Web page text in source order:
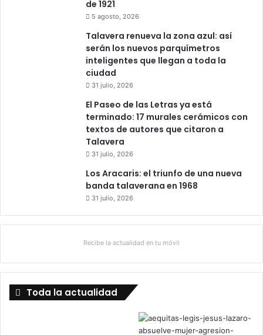
de 1921
5 agosto, 2026
Talavera renueva la zona azul: así
serán los nuevos parquímetros
inteligentes que llegan a toda la
ciudad
31 julio, 2026
El Paseo de las Letras ya está
terminado: 17 murales cerámicos con
textos de autores que citaron a
Talavera
31 julio, 2026
Los Aracaris: el triunfo de una nueva
banda talaverana en 1968
31 julio, 2026
Recibe la actualidad en tu móvil
Toda la actualidad